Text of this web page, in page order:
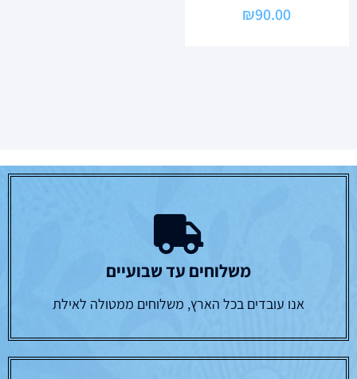
₪90.00
משלוחים עד שבועיים
אנו עובדים בכל הארץ, משלוחים ממטולה לאילת